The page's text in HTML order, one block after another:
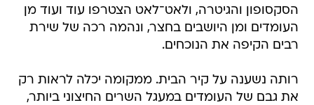
הסקסופון והגיטרה, ולאט־לאט הצטרפו עוד ועוד מן
העומדים ומן היושבים בחצר, ונהמה רכה של שירת
רבים הקיפה את הנוכחים.
רותה נשענה על קיר הבית. ממקומה יכלה לראות רק
את גבם של העומדים במעגל השרים החיצוני ביותר,